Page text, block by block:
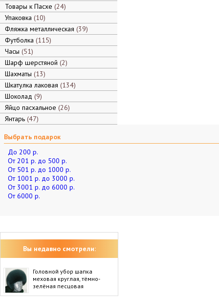
Товары к Пасхе 24
Упаковка 10
Фляжка металлическая 39
Футболка 115
Часы 51
Шарф шерстяной 2
Шахматы 13
Шкатулка лаковая 134
Шоколад 9
Яйцо пасхальное 26
Янтарь 47
Выбрать подарок
До 200 р.
От 201 р. до 500 р.
От 501 р. до 1000 р.
От 1001 р. до 3000 р.
От 3001 р. до 6000 р.
От 6000 р.
Вы недавно смотрели:
Головной убор шапка
меховая круглая, тёмно-
зелёная песцовая